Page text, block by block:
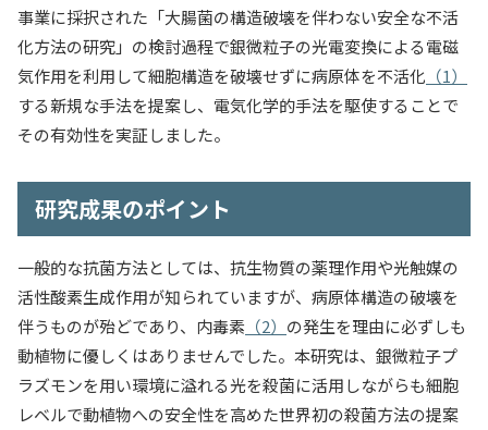
入試情報
教育・学生支援
国際交流・留学
事業に採択された「大腸菌の構造破壊を伴わない安全な不活
化方法の研究」の検討過程で銀微粒子の光電変換による電磁
気作用を利用して細胞構造を破壊せずに病原体を不活化 （1）
する新規な手法を提案し、電気化学的手法を駆使することで
その有効性を実証しました。
研究成果のポイント
一般的な抗菌方法としては、抗生物質の薬理作用や光触媒の
活性酸素生成作用が知られていますが、病原体構造の破壊を
伴うものが殆どであり、内毒素 （2） の発生を理由に必ずしも
動植物に優しくはありませんでした。本研究は、銀微粒子プ
ラズモンを用い環境に溢れる光を殺菌に活用しながらも細胞
レベルで動植物への安全性を高めた世界初の殺菌方法の提案